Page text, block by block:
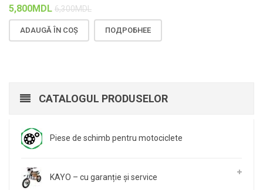
5,800MDL 6,300MDL
ADAUGĂ ÎN COȘ ПОДРОБНЕЕ
CATALOGUL PRODUSELOR
Piese de schimb pentru motociclete
KAYO – cu garanție și service